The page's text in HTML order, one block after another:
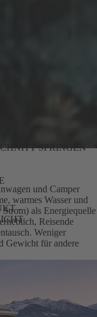
SPRINGEN
-
und Camper
warmes Wasser und
als Energiequelle
Reisende
Weniger
Gewicht für andere